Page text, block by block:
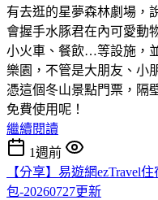
有去逛的星夢森林劇場，
會握手水豚君在內可愛動
小火車、餐飲…等設施，
樂園，不管是大朋友、小
憑這個冬山景點門票，隔
免費使用呢！
繼續閱讀
1週前
【分享】易遊網ezTravel
包-20260727更新